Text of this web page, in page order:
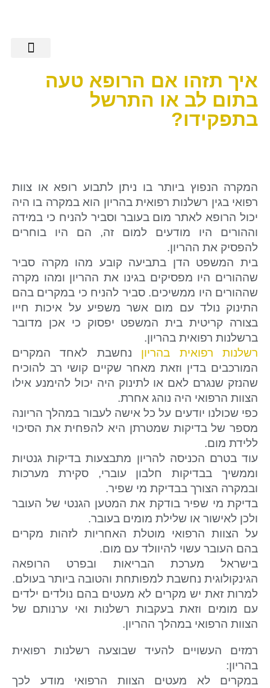
איך תזהו אם הרופא טעה
בתום לב או התרשל
בתפקידו?
המקרה הנפוץ ביותר בו ניתן לתבוע רופא או צוות
רפואי בגין רשלנות רפואית בהריון הוא במקרה בו היה
יכול הרופא לאתר מום בעובר וסביר להניח כי במידה
וההורים היו מודעים למום זה, הם היו בוחרים
להפסיק את ההריון.
בית המשפט הדן בתביעה קובע מהו מקרה סביר
שההורים היו מפסיקים בגינו את ההריון ומהו מקרה
שההורים היו ממשיכים. סביר להניח כי במקרים בהם
התינוק נולד עם מום אשר משפיע על איכות חייו
בצורה קריטית בית המשפט יפסוק כי אכן מדובר
ברשלנות רפואית בהריון.
רשלנות רפואית בהריון נחשבת לאחד המקרים
המורכבים בדין וזאת מאחר שקיים קושי רב להוכיח
שהנזק שנגרם לאם או לתינוק היה יכול להימנע אילו
הצוות הרפואי היה נוהג אחרת.
כפי שכולנו יודעים על כל אישה לעבור במהלך הריונה
מספר של בדיקות שמטרתן היא להפחית את הסיכוי
ללידת מום.
עוד בטרם הכניסה להריון מתבצעות בדיקות גנטיות
וממשיך בבדיקות חלבון עוברי, סקירת מערכות
ובמקרה הצורך בבדיקת מי שפיר.
בדיקת מי שפיר בודקת את המטען הגנטי של העובר
ולכן לאישור או שלילת מומים בעובר.
על הצוות הרפואי מוטלת האחריות לזהות מקרים
בהם העובר עשוי להיוולד עם מום.
בישראל מערכת הבריאות ובפרט הרופאה
הגינקולוגית נחשבת למפותחת והטובה ביותר בעולם.
למרות זאת יש מקרים לא מעטים בהם נולדים ילדים
עם מומים וזאת בעקבות רשלנות ואי ערנותם של
הצוות הרפואי במהלך ההריון.
רמזים העשויים להעיד שבוצעה רשלנות רפואית
בהריון:
במקרים לא מעטים הצוות הרפואי מודע לכך